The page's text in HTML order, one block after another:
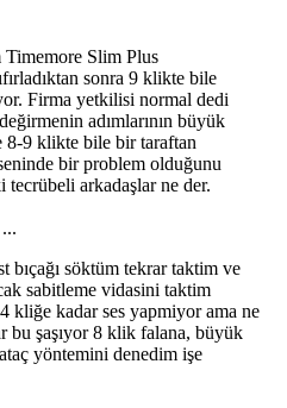
Timemore Slim Plus
sonra 9 klikte bile
Firma yetkilisi normal dedi
adımlarının büyük
8-9 klikte bile bir taraftan
bir problem olduğunu
arkadaşlar ne der.
bıçağı söktüm tekrar taktim ve
sabitleme vidasini taktim
kliğe kadar ses yapmiyor ama ne
bu şaşıyor 8 klik falana, büyük
yöntemini denedim işe